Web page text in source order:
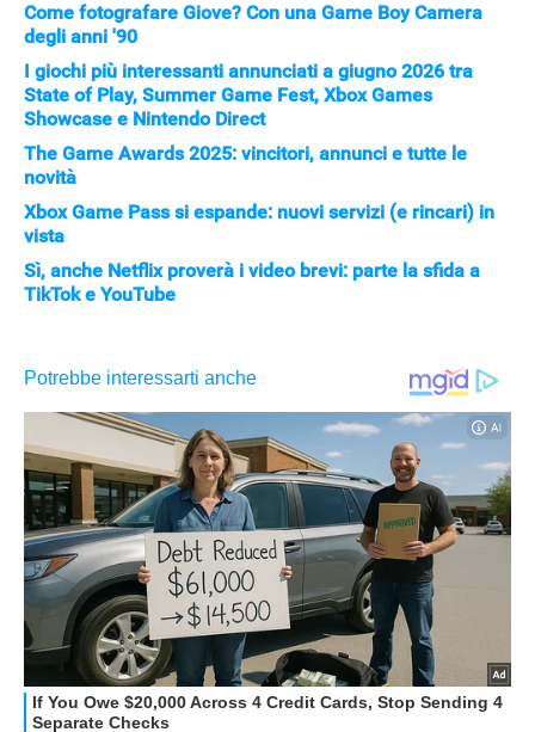
APPLE
Come fotografare Giove? Con una Game Boy Camera
degli anni '90
I giochi più interessanti annunciati a giugno 2026 tra
State of Play, Summer Game Fest, Xbox Games
Showcase e Nintendo Direct
The Game Awards 2025: vincitori, annunci e tutte le
novità
Xbox Game Pass si espande: nuovi servizi (e rincari) in
vista
Sì, anche Netflix proverà i video brevi: parte la sfida a
TikTok e YouTube